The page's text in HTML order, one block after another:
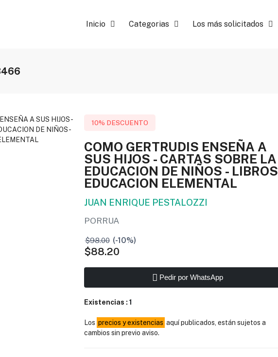
Inicio Categorias Los más solicitados
10% DESCUENTO
COMO GERTRUDIS ENSEÑA A
SUS HIJOS - CARTAS SOBRE LA
EDUCACION DE NIÑOS - LIBROS
EDUCACION ELEMENTAL
JUAN ENRIQUE PESTALOZZI
PORRUA
$98.00 (-10%)
$88.20
Pedir por WhatsApp
Existencias :1
Los precios y existencias aquí publicados, están sujetos a
cambios sin previo aviso.